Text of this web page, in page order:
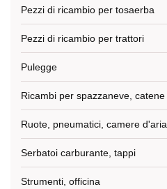
Pezzi di ricambio per tosaerba
Pezzi di ricambio per trattori
Pulegge
Ricambi per spazzaneve, catene
Ruote, pneumatici, camere d'aria
Serbatoi carburante, tappi
Strumenti, officina